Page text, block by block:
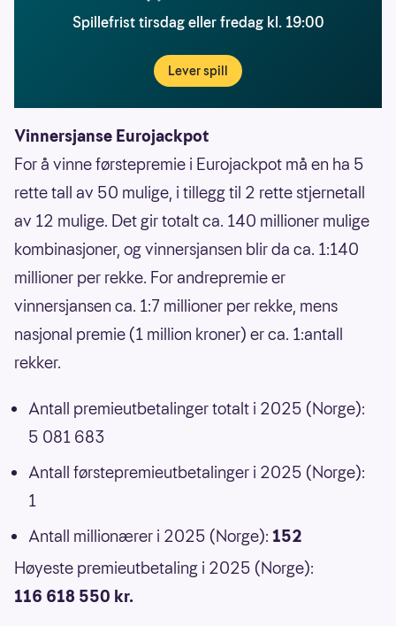
Spillefrist tirsdag eller fredag kl. 19:00
Lever spill
Vinnersjanse Eurojackpot
For å vinne førstepremie i Eurojackpot må en ha 5
rette tall av 50 mulige, i tillegg til 2 rette stjernetall
av 12 mulige. Det gir totalt ca. 140 millioner mulige
kombinasjoner, og vinnersjansen blir da ca. 1:140
millioner per rekke. For andrepremie er
vinnersjansen ca. 1:7 millioner per rekke, mens
nasjonal premie (1 million kroner) er ca. 1:antall
rekker.
Antall premieutbetalinger totalt i 2025 (Norge):
5 081 683
Antall førstepremieutbetalinger i 2025 (Norge):
1
Antall millionærer i 2025 (Norge): 152
Høyeste premieutbetaling i 2025 (Norge):
116 618 550 kr.